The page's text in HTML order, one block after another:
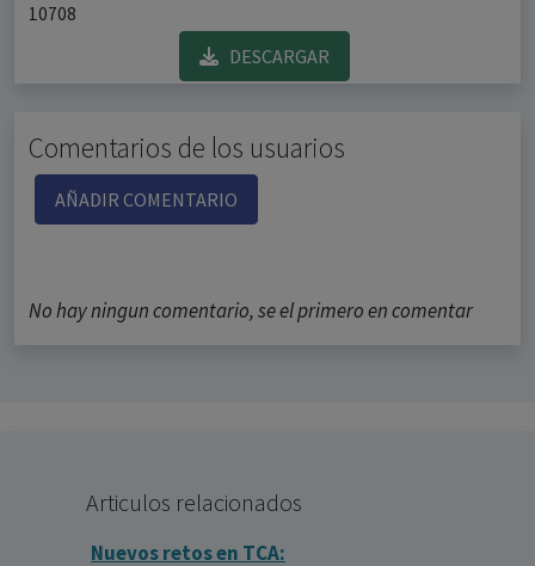
10708
DESCARGAR
Comentarios de los usuarios
AÑADIR COMENTARIO
No hay ningun comentario, se el primero en comentar
Articulos relacionados
Nuevos retos en TCA: